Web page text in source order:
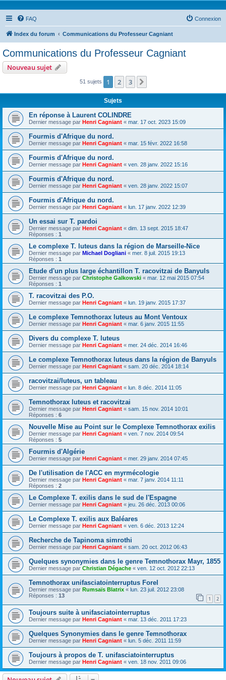
FAQ Connexion
Index du forum Communications du Professeur Cagniant
Communications du Professeur Cagniant
Nouveau sujet
51 sujets 1 2 3
Sujets
En réponse à Laurent COLINDRE
Dernier message par Henri Cagniant « mar. 17 oct. 2023 15:09
Fourmis d'Afrique du nord.
Dernier message par Henri Cagniant « mar. 15 févr. 2022 16:58
Fourmis d'Afrique du nord.
Dernier message par Henri Cagniant « ven. 28 janv. 2022 15:16
Fourmis d'Afrique du nord.
Dernier message par Henri Cagniant « ven. 28 janv. 2022 15:07
Fourmis d'Afrique du nord.
Dernier message par Henri Cagniant « lun. 17 janv. 2022 12:39
Un essai sur T. pardoi
Dernier message par Henri Cagniant « dim. 13 sept. 2015 18:47
Réponses : 1
Le complexe T. luteus dans la région de Marseille-Nice
Dernier message par Michael Dogliani « mer. 8 juil. 2015 19:13
Réponses : 1
Etude d'un plus large échantillon T. racovitzai de Banyuls
Dernier message par Christophe Galkowski « mar. 12 mai 2015 07:54
Réponses : 1
T. racovitzai des P.O.
Dernier message par Henri Cagniant « lun. 19 janv. 2015 17:37
Le complexe Temnothorax luteus au Mont Ventoux
Dernier message par Henri Cagniant « mar. 6 janv. 2015 11:55
Divers du complexe T. luteus
Dernier message par Henri Cagniant « mer. 24 déc. 2014 16:46
Le complexe Temnothorax luteus dans la région de Banyuls
Dernier message par Henri Cagniant « sam. 20 déc. 2014 18:14
racovitzai/luteus, un tableau
Dernier message par Henri Cagniant « lun. 8 déc. 2014 11:05
Temnothorax luteus et racovitzai
Dernier message par Henri Cagniant « sam. 15 nov. 2014 10:01
Réponses : 6
Nouvelle Mise au Point sur le Complexe Temnothorax exilis
Dernier message par Henri Cagniant « ven. 7 nov. 2014 09:54
Réponses : 5
Fourmis d'Algérie
Dernier message par Henri Cagniant « mer. 29 janv. 2014 07:45
De l'utilisation de l'ACC en myrmécologie
Dernier message par Henri Cagniant « mar. 7 janv. 2014 11:11
Réponses : 2
Le Complexe T. exilis dans le sud de l'Espagne
Dernier message par Henri Cagniant « jeu. 26 déc. 2013 00:06
Le Complexe T. exilis aux Baléares
Dernier message par Henri Cagniant « ven. 6 déc. 2013 12:24
Recherche de Tapinoma simrothi
Dernier message par Henri Cagniant « sam. 20 oct. 2012 06:43
Quelques synonymies dans le genre Temnothorax Mayr, 1855
Dernier message par Christian Dégache « ven. 12 oct. 2012 22:13
Temnothorax unifasciatointerruptus Forel
Dernier message par Rumsaïs Blatrix « lun. 23 juil. 2012 23:08
Réponses : 13 1 2
Toujours suite à unifasciatointerruptus
Dernier message par Henri Cagniant « mar. 13 déc. 2011 17:23
Quelques Synonymies dans le genre Temnothorax
Dernier message par Henri Cagniant « lun. 5 déc. 2011 11:59
Toujours à propos de T. unifasciatointerruptus
Dernier message par Henri Cagniant « ven. 18 nov. 2011 09:06